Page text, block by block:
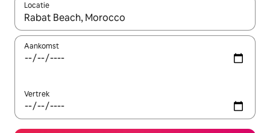
Locatie
Wanneer er suggesties beschikbaar zijn, maak je een keuze
Aankomst
Vertrek